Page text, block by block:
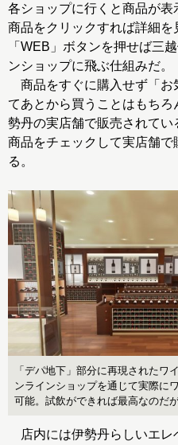
各ショップに行くと商品が表
商品をクリックすれば詳細を
「WEB」ボタンを押せば三
ンショップに飛ぶ仕組みだ。
商品をすぐに購入せず「お
てあとから買うことはもちろ
勢丹の実店舗で販売されてい
商品をチェックして実店舗で
る。
「デパ地下」部分に再現されたワ
ンラインショップを通じて実際に
可能。試飲ができれば最高なのだ
店内には伊勢丹らしいエレ